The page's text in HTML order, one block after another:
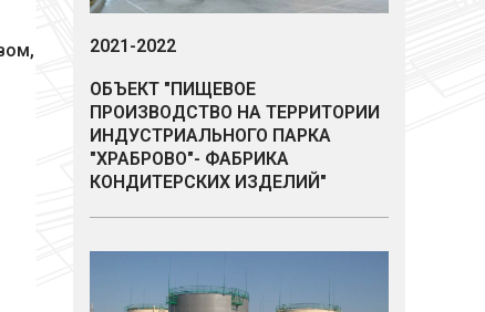
Инженер строительного контроля
2021-2022
ОБЪЕКТ "ПИЩЕВОЕ
ПРОИЗВОДСТВО НА ТЕРРИТОРИИ
ИНДУСТРИАЛЬНОГО ПАРКА
"ХРАБРОВО"- ФАБРИКА
КОНДИТЕРСКИХ ИЗДЕЛИЙ"